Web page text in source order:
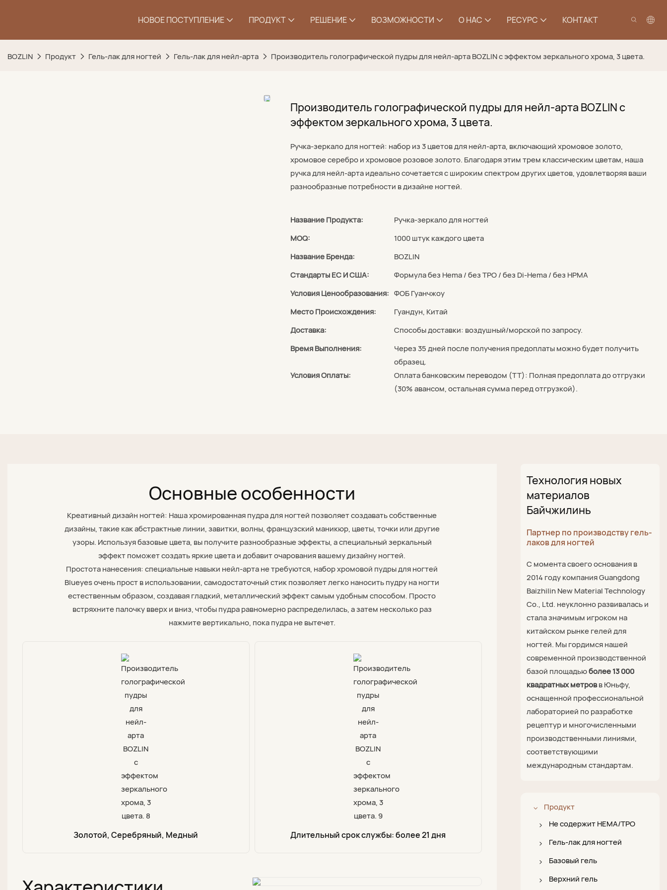
НОВОЕ ПОСТУПЛЕНИЕ ПРОДУКТ РЕШЕНИЕ ВОЗМОЖНОСТИ О НАС РЕСУРС КОНТАКТ
BOZLIN Продукт Гель-лак для ногтей Гель-лак для нейл-арта Производитель голографической пудры для нейл-арта BOZLIN с эффектом зеркального хрома, 3 цвета.
Производитель голографической пудры для нейл-арта BOZLIN с
эффектом зеркального хрома, 3 цвета.
Ручка-зеркало для ногтей: набор из 3 цветов для нейл-арта, включающий хромовое золото,
хромовое серебро и хромовое розовое золото. Благодаря этим трем классическим цветам, наша
ручка для нейл-арта идеально сочетается с широким спектром других цветов, удовлетворяя ваши
разнообразные потребности в дизайне ногтей.
Название Продукта:
Ручка-зеркало для ногтей
MOQ:
1000 штук каждого цвета
Название Бренда:
BOZLIN
Стандарты ЕС И США:
Формула без Hema / без TPO / без Di-Hema / без HPMA
Условия Ценообразования: ФОБ Гуанчжоу
Место Происхождения:
Гуандун, Китай
Доставка:
Способы доставки: воздушный/морской по запросу.
Время Выполнения:
Через 35 дней после получения предоплаты можно будет получить
образец.
Условия Оплаты:
Оплата банковским переводом (TT): Полная предоплата до отгрузки
(30% авансом, остальная сумма перед отгрузкой).
Основные особенности
Креативный дизайн ногтей: Наша хромированная пудра для ногтей позволяет создавать собственные
дизайны, такие как абстрактные линии, завитки, волны, французский маникюр, цветы, точки или другие
узоры. Используя базовые цвета, вы получите разнообразные эффекты, а специальный зеркальный
эффект поможет создать яркие цвета и добавит очарования вашему дизайну ногтей.
Простота нанесения: специальные навыки нейл-арта не требуются, набор хромовой пудры для ногтей
Blueyes очень прост в использовании, самодостаточный стик позволяет легко наносить пудру на ногти
естественным образом, создавая гладкий, металлический эффект самым удобным способом. Просто
встряхните палочку вверх и вниз, чтобы пудра равномерно распределилась, а затем несколько раз
нажмите вертикально, пока пудра не вытечет.
Золотой, Серебряный, Медный Длительный срок службы: более 21 дня
Технология новых
материалов
Байчжилинь
Партнер по производству гель-
лаков для ногтей
С момента своего основания в
2014 году компания Guangdong
Baizhilin New Material Technology
Co., Ltd. неуклонно развивалась и
стала значимым игроком на
китайском рынке гелей для
ногтей. Мы гордимся нашей
современной производственной
базой площадьюболее 13 000
квадратных метровв Юньфу,
оснащенной профессиональной
лабораторией по разработке
рецептур и многочисленными
производственными линиями,
соответствующими
международным стандартам.
Продукт
Не содержит HEMA/TPO
Гель-лак без
HEMA/TPO
Гель-лак для ногтей
Цветной гель-лак
Гель-лак «Кошачий
Базовый гель
Базовое покрытие 4 в 1
Верхний гель